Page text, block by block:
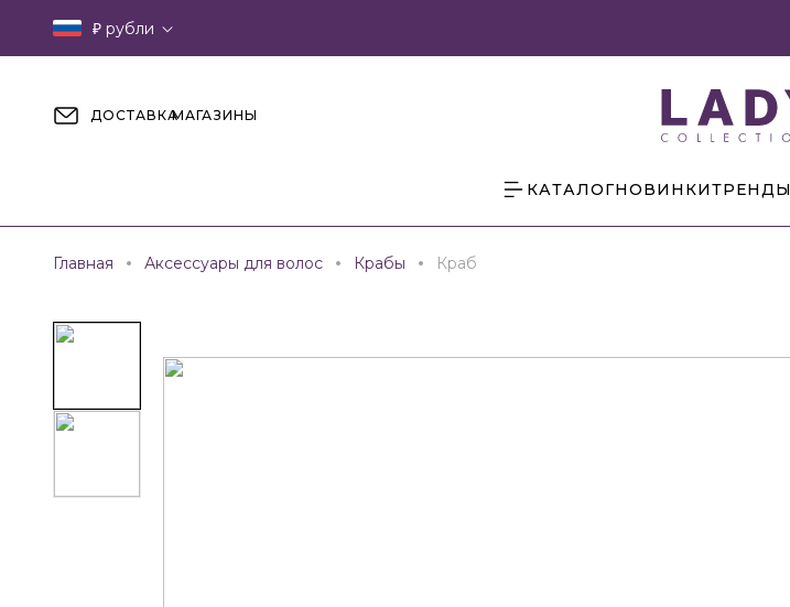
₽ рубли
ДОСТАВКАМАГАЗИНЫ
КАТАЛОГНОВИНКИТРЕНДЫ
Главная Аксессуары для волос Крабы Краб